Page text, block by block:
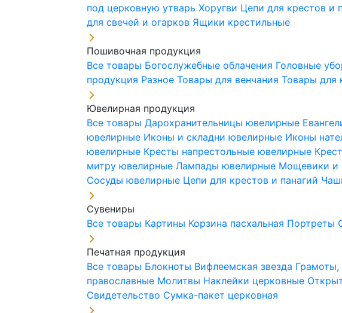
под церковную утварьХоругви Цепи для крестов и
для свечей и огарков Ящики крестильные
Пошивочная продукция
Все товары Богослужебные облачения Головные
продукция РазноеТовары для венчанияТовары для
Ювелирная продукция
Все товарыДарохранительницы ювелирные
ювелирные Иконы и складни ювелирные Иконы
ювелирные Кресты напрестольные ювелирные
митру ювелирныеЛампады ювелирные Мощевики и
Сосуды ювелирные Цепи для крестов и панагий
Сувениры
Все товары Картины Корзина пасхальная Портреты
Печатная продукция
Все товары Блокноты Вифлеемская звезда Грамоты,
православные Молитвы Наклейки церковные
Свидетельство Сумка-пакет церковная